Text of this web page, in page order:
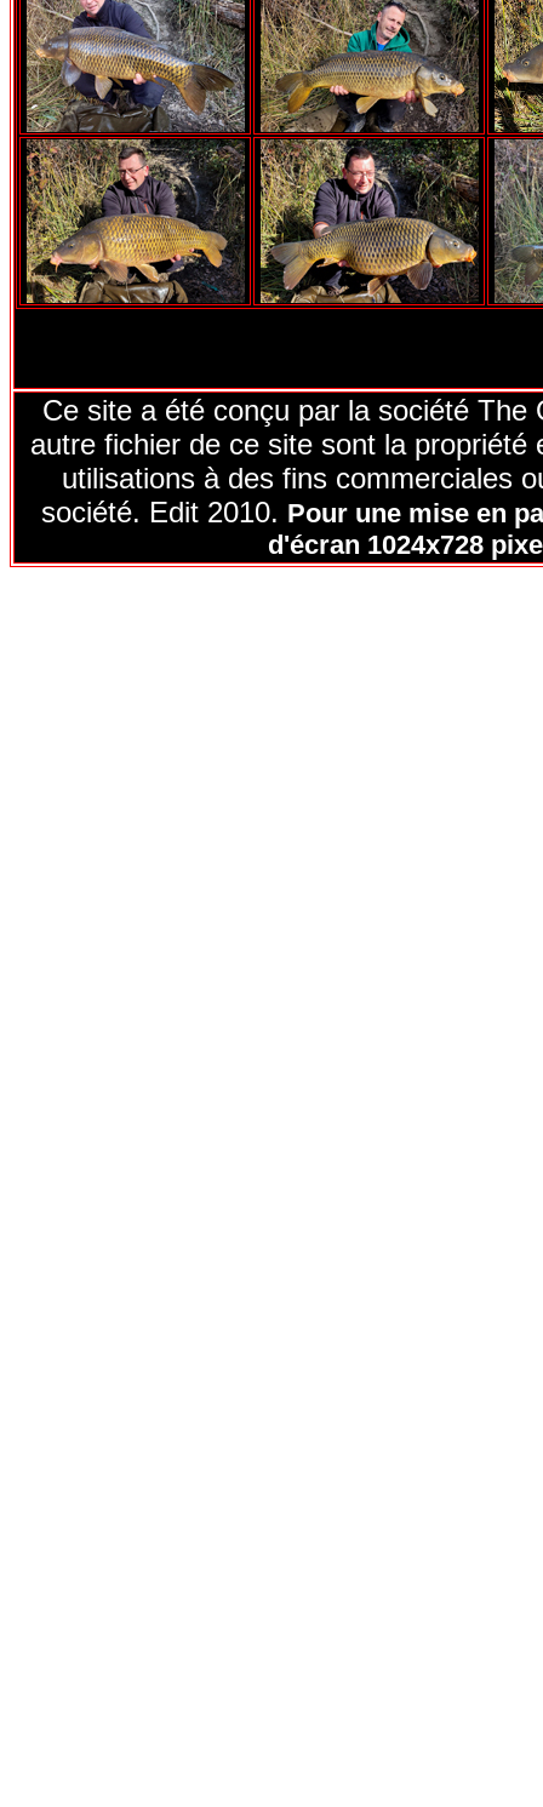
Ce site a été conçu par la société
autre fichier de ce site sont la
utilisations à des fins commerciales
société. Edit 2010. Pour une mise en
d'écran 1024x728